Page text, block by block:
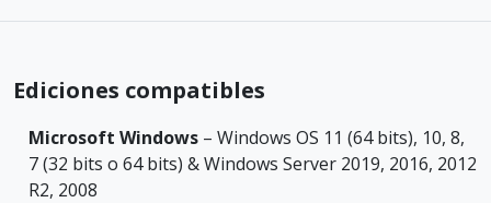
Ediciones compatibles
Microsoft Windows – Windows OS 11 (64 bits), 10, 8,
7 (32 bits o 64 bits) & Windows Server 2019, 2016, 2012
R2, 2008